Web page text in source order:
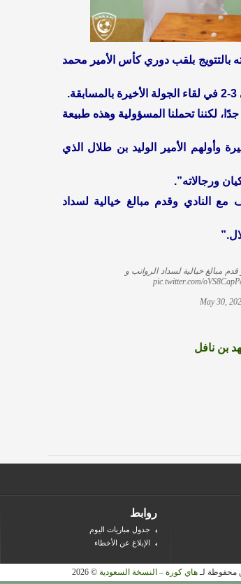
بلقب دوري كأس الأمير محمد
لكننا تحملنا المسؤولية وهذه طبيعة
وأولهم الأمير الوليد بن طلال الذي
ورجالاته”.
مع النادي وقدم مبالغ خيالية لسداد
مبالغ خيالية لسداد الرواتب و
pic.twitter.com/
May 30,
بن نافل
روابط
جدول مباريات اليوم
الإبلاغ عن الأخطاء
محفوظة لـ هاي كورة – النسخة السعودية © 2026